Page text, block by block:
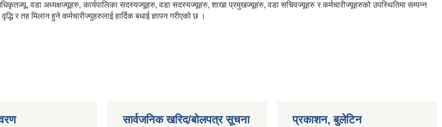
वडा अध्यक्षज्यूहरु, कार्यपालिका सदस्यज्यूहरु, वडा सदस्यज्यूहरु, शाखा प्रमुखज्यूहरु, वडा सचिवज्यूहरु र कर्मचारीज्यूहरुको उपस्थितिमा सम्पन्न
तह मिलान हुने कर्मचारीज्युहरुलाई हार्दिक बधाई ज्ञापन गरीएको छ ।
सार्वजनिक खरिद/बोलपत्र सूचना प्रकाशन, बुलेटिन